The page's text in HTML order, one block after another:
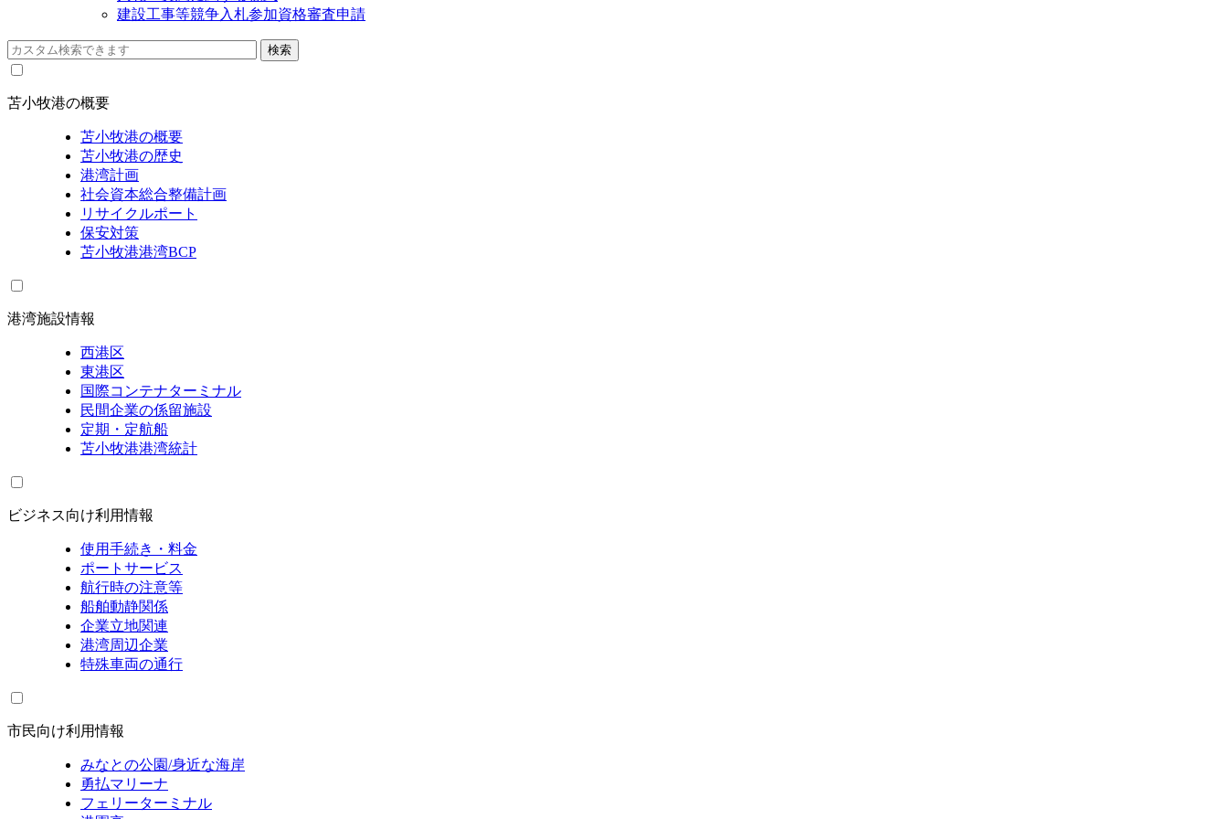
建設工事等競争入札参加資格審査申請
苫小牧港の概要
苫小牧港の概要
苫小牧港の歴史
港湾計画
社会資本総合整備計画
リサイクルポート
保安対策
苫小牧港港湾BCP
港湾施設情報
西港区
東港区
国際コンテナターミナル
民間企業の係留施設
定期・定航船
苫小牧港港湾統計
ビジネス向け利用情報
使用手続き・料金
ポートサービス
航行時の注意等
船舶動静関係
企業立地関連
港湾周辺企業
特殊車両の通行
市民向け利用情報
みなとの公園/身近な海岸
勇払マリーナ
フェリーターミナル